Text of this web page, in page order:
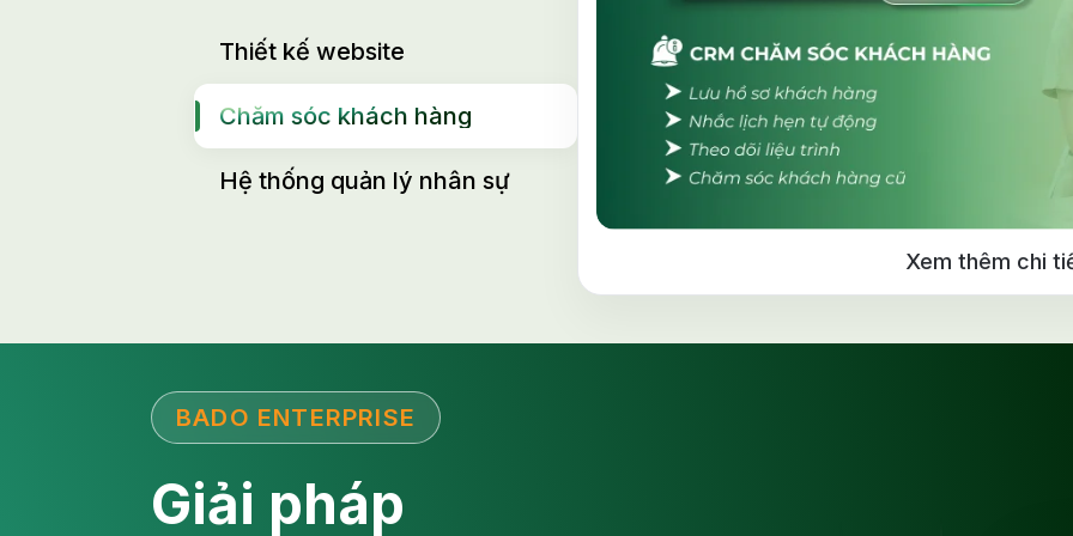
Thiết kế website
Chăm sóc khách hàng
Hệ thống quản lý nhân sự
Xem thêm chi
BADO ENTERPRISE
Giải pháp